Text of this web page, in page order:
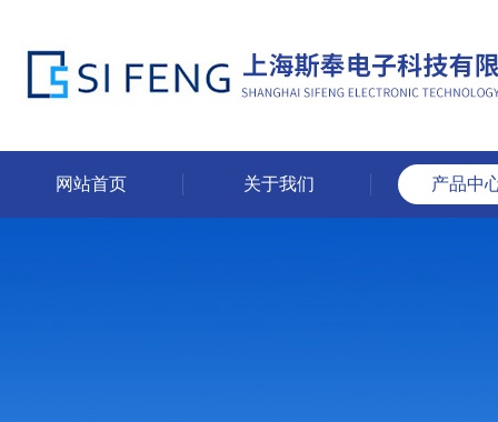
网站首页 关于我们 产品中